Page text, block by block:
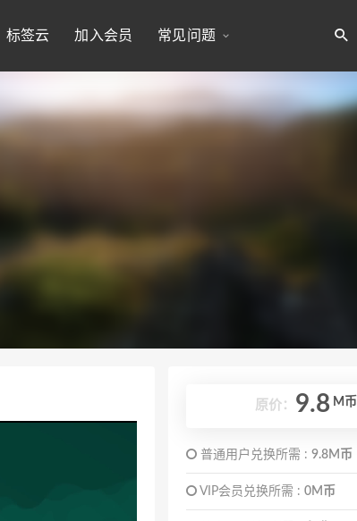
标签云 加入会员 常见问题
原价： 9.8 M币
普通用户兑换所需 : 9.8M币
VIP会员兑换所需 : 0M币